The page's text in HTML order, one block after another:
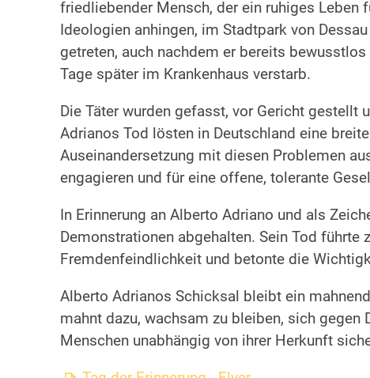
friedliebender Mensch, der ein ruhiges Leben
Ideologien anhingen, im Stadtpark von
getreten, auch nachdem er bereits
Tage später im Krankenhaus verstarb.
Die Täter wurden gefasst, vor Gericht gestellt
Adrianos Tod lösten in Deutschland eine
Auseinandersetzung mit diesen Problemen
engagieren und für eine offene, tolerante
In Erinnerung an Alberto Adriano und als
Demonstrationen abgehalten. Sein Tod
Fremdenfeindlichkeit und betonte die
Alberto Adrianos Schicksal bleibt ein
mahnt dazu, wachsam zu bleiben, sich
Menschen unabhängig von ihrer Herkunft